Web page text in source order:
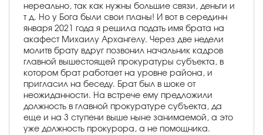
нереально, так как нужны большие связи, деньги и
т д. Но у Бога были свои планы! И вот в серединн
января 2021 года я решила подать имя брата на
акафест Михаилу Архангелу. Через две недели
молитв брату вдруг позвонил начальник кадров
главной вышестоящей прокуратуры субъекта, в
котором брат работает на уровне района, и
пригласил на беседу. Брат был в шоке от
неожиданности. На встрече ему предложили
должность в главной прокуратуре субъекта, да
еще и на 3 ступени выше ныне занимаемой, а это
уже должность прокурора, а не помощника.